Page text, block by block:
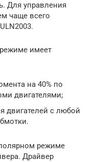
Для управления
чаще всего
имеет
на 40% по
двигателями;
двигателей с любой
режиме
Драйвер